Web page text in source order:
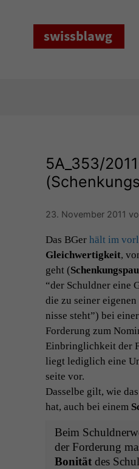
5A_353/
23. November 2011
Das BGer hält im
Gle­ich­w­er­tigkeit,
ge­ht (
“der Schuld­ner eine
die zu sein­er
nisse ste­ht”) bei ein­er
Forderung zum
Ein­bringlichkeit der
liegt lediglich eine
seite vor.
Das­selbe gilt, wie
hat, auch bei einem
Beim
der Forderung
Bonität des